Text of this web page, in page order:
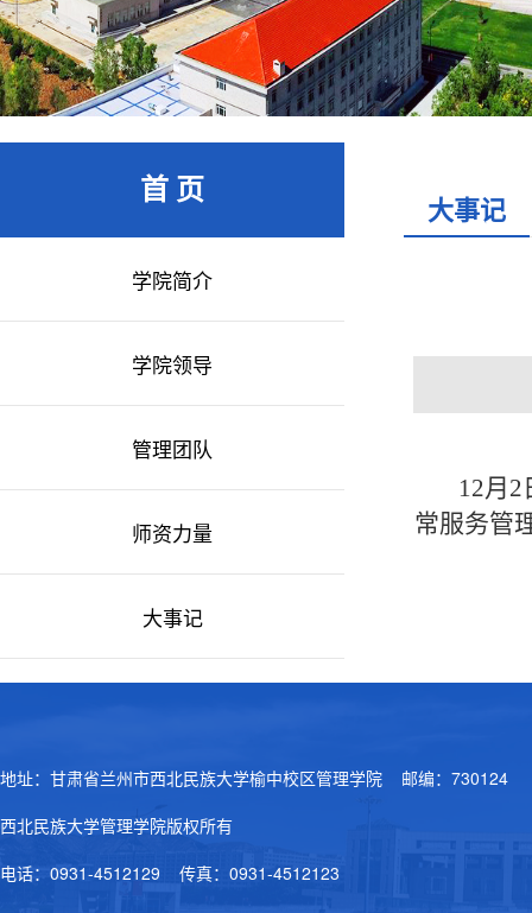
首 页
学院简介
学院领导
管理团队
师资力量
大事记
大事记
12月
常服务管
地址：甘肃省兰州市西北民族大学榆中校区管理学院 邮编：730124
西北民族大学管理学院版权所有
电话：0931-4512129 传真：0931-4512123